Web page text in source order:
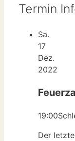
Termin
Sa.
17
Dez.
2022
19:00
Der